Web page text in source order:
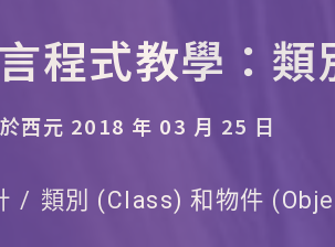
程式教學：
西元 2018 年 03 月 25 日
類別 (Class) 和物件